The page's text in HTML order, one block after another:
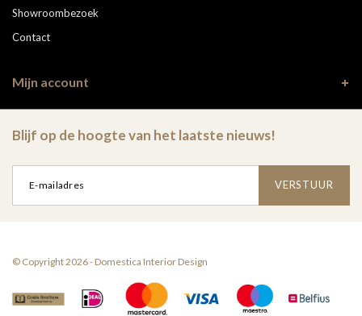
Showroombezoek
Contact
Mijn account
Blijf op de hoogte van het laatste nieuws!
VERSTUUR
© Copyright 2026 - Domestica Interior Design